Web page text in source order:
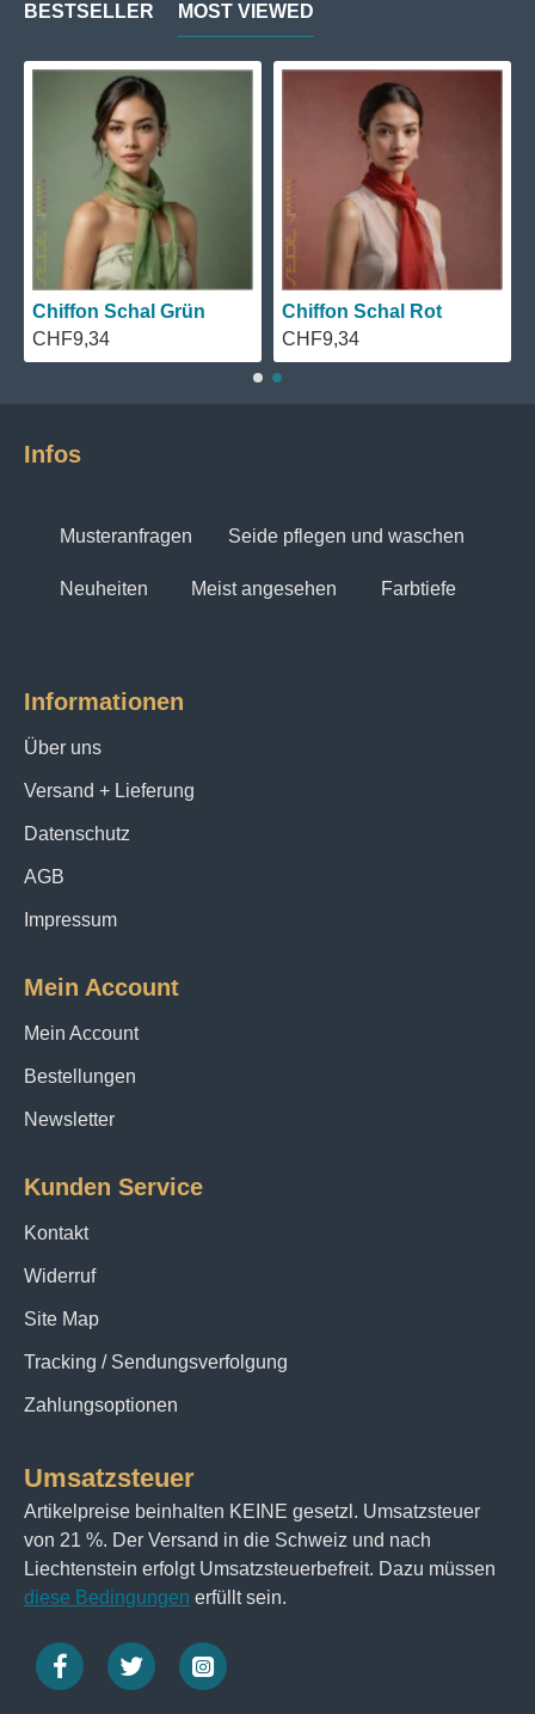
BESTSELLER MOST VIEWED
Chiffon Schal Grün
CHF9,34
Chiffon Schal Rot
CHF9,34
Infos
Musteranfragen Seide pflegen und waschen
Neuheiten Meist angesehen Farbtiefe
Informationen
Über uns
Versand + Lieferung
Datenschutz
AGB
Impressum
Mein Account
Mein Account
Bestellungen
Newsletter
Kunden Service
Kontakt
Widerruf
Site Map
Tracking / Sendungsverfolgung
Zahlungsoptionen
Umsatzsteuer
Artikelpreise beinhalten KEINE gesetzl. Umsatzsteuer
von 21 %. Der Versand in die Schweiz und nach
Liechtenstein erfolgt Umsatzsteuerbefreit. Dazu müssen
diese Bedingungen erfüllt sein.